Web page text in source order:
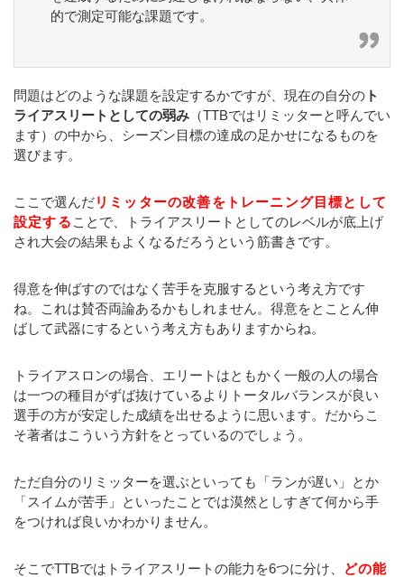
的で測定可能な課題です。
問題はどのような課題を設定するかですが、現在の自分の ト
ライアスリートとしての弱み （TTBではリミッターと呼んでい
ます）の中から、シーズン目標の達成の足かせになるものを
選びます。
ここで選んだリミッターの改善をトレーニング目標として
設定する ことで、トライアスリートとしてのレベルが底上げ
され大会の結果もよくなるだろうという筋書きです。
得意を伸ばすのではなく苦手を克服するという考え方です
ね。これは賛否両論あるかもしれません。得意をとことん伸
ばして武器にするという考え方もありますからね。
トライアスロンの場合、エリートはともかく一般の人の場合
は一つの種目がずば抜けているよりトータルバランスが良い
選手の方が安定した成績を出せるように思います。だからこ
そ著者はこういう方針をとっているのでしょう。
ただ自分のリミッターを選ぶといっても「ランが遅い」とか
「スイムが苦手」といったことでは漠然としすぎて何から手
をつければ良いかわかりません。
そこでTTBではトライアスリートの能力を6つに分け、
どの能